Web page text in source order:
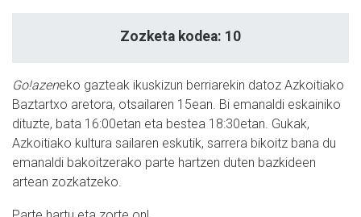
Zozketa kodea: 10
Go!azeneko gazteak ikuskizun berriarekin datoz Azkoitiako
Baztartxo aretora, otsailaren 15ean. Bi emanaldi eskainiko
dituzte, bata 16:00etan eta bestea 18:30etan. Gukak,
Azkoitiako kultura sailaren eskutik, sarrera bikoitz bana du
emanaldi bakoitzerako parte hartzen duten bazkideen
artean zozkatzeko.